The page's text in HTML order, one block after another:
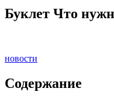
Буклет Что
новости
Содержание